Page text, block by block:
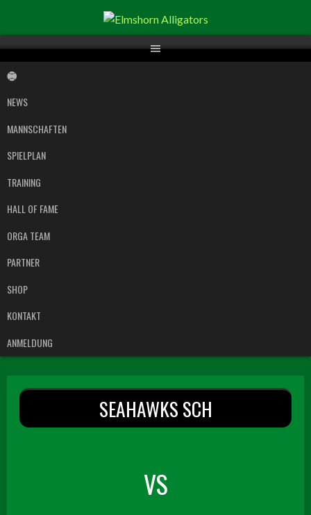
Inhalt
NEWS
MANNSCHAFTEN
SPIELPLAN
TRAINING
HALL OF FAME
ORGA TEAM
PARTNER
SHOP
KONTAKT
ANMELDUNG
SEAHAWKS SCH
VS